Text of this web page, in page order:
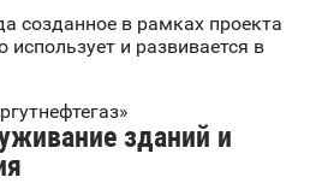
созданное в рамках проекта
использует и развивается в
зданий и